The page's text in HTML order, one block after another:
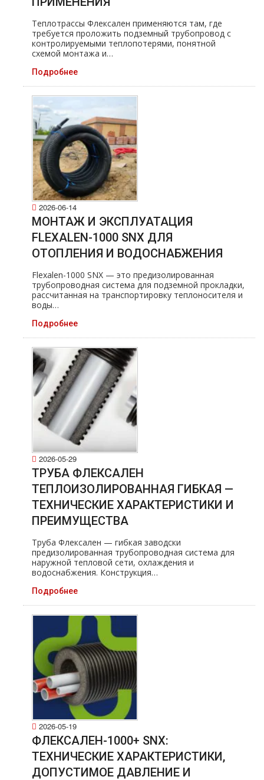
Теплотрассы Флексален применяются там, где
требуется проложить подземный трубопровод с
контролируемыми теплопотерями, понятной
схемой монтажа и…
Подробнее
2026-06-14
МОНТАЖ И ЭКСПЛУАТАЦИЯ
FLEXALEN-1000 SNX ДЛЯ
ОТОПЛЕНИЯ И ВОДОСНАБЖЕНИЯ
Flexalen-1000 SNX — это предизолированная
трубопроводная система для подземной прокладки,
рассчитанная на транспортировку теплоносителя и
воды…
Подробнее
2026-05-29
ТРУБА ФЛЕКСАЛЕН
ТЕПЛОИЗОЛИРОВАННАЯ ГИБКАЯ —
ТЕХНИЧЕСКИЕ ХАРАКТЕРИСТИКИ И
ПРЕИМУЩЕСТВА
Труба Флексален — гибкая заводски
предизолированная трубопроводная система для
наружной тепловой сети, охлаждения и
водоснабжения. Конструкция…
Подробнее
2026-05-19
ФЛЕКСАЛЕН-1000+ SNX:
ТЕХНИЧЕСКИЕ ХАРАКТЕРИСТИКИ,
ДОПУСТИМОЕ ДАВЛЕНИЕ И